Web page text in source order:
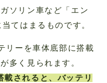
ソリン車など「エン
てはまるものです。
リーを車体底部に搭載
多く見られます。
載されると、バッテリ